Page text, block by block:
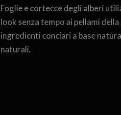
Foglie e cortecce degli alberi
look senza tempo ai pellami
ingredienti conciari a base
naturali.